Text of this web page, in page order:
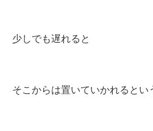
少しでも遅れると
そこからは置いていかれるとい